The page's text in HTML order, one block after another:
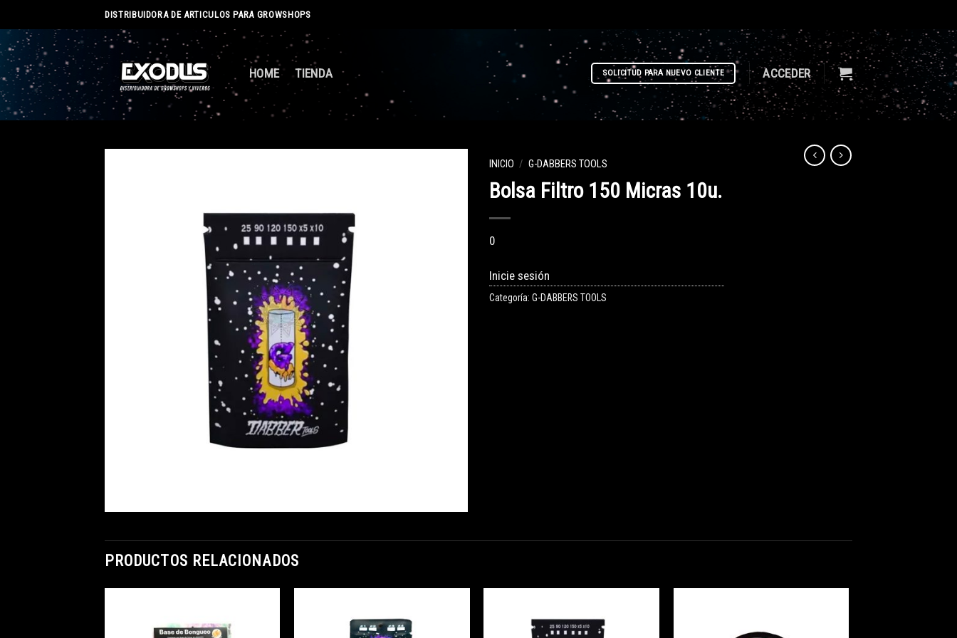
to
content
DISTRIBUIDORA DE ARTICULOS PARA GROWSHOPS
HOME TIENDA SOLICITUD PARA NUEVO CLIENTE ACCEDER
INICIO / G-DABBERS TOOLS
Bolsa Filtro 150 Micras 10u.
0
Inicie sesión
Categoría: G-DABBERS TOOLS
PRODUCTOS RELACIONADOS